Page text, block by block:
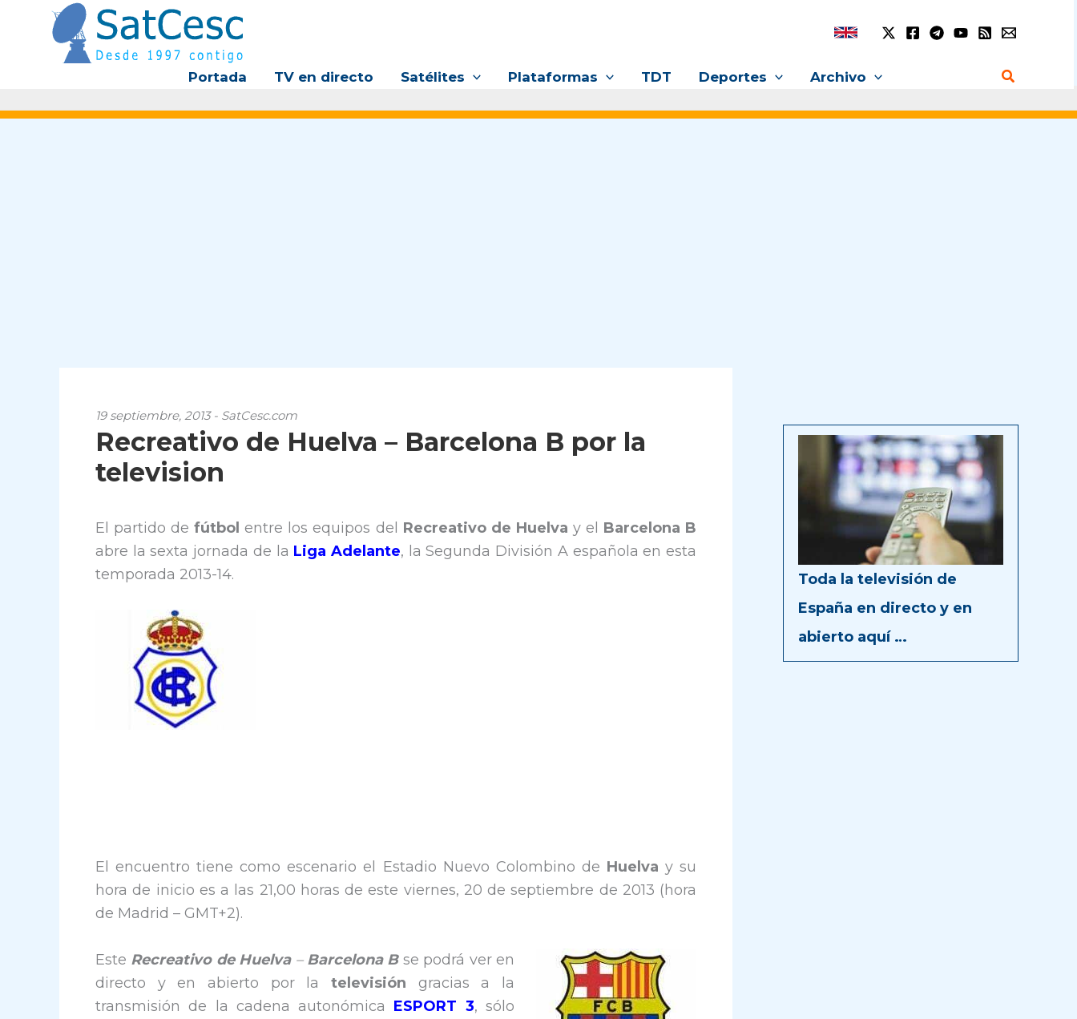
contenido
Portada TV en directo Satélites Plataformas TDT Deportes Archivo Buscar
19 septiembre, 2013 - SatCesc.com
Recreativo de Huelva – Barcelona B por la
television
El partido defútbol entre los equipos del Recreativo de Huelva y el Barcelona B
abre la sexta jornada de la Liga Adelante, la Segunda División A española en esta
temporada 2013-14.
El encuentro tiene como escenario el Estadio Nuevo Colombino de Huelva y su
hora de inicio es a las 21,00 horas de este viernes, 20 de septiembre de 2013 (hora
de Madrid – GMT+2).
Este Recreativo de Huelva –Barcelona B se podrá ver en
directo y en abierto por la televisión gracias a la
transmisión de la cadena autonómica ESPORT 3, sólo
Toda la televisión de
España en directo y en
abierto aquí …